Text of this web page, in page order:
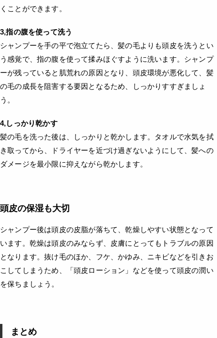
くことができます。
3,指の腹を使って洗う
シャンプーを手の平で泡立てたら、髪の毛よりも頭皮を洗うとい
う感覚で、指の腹を使って揉みほぐすように洗います。シャンプ
ーが残っていると肌荒れの原因となり、頭皮環境が悪化して、髪
の毛の成長を阻害する要因となるため、しっかりすすぎましょ
う。
4,しっかり乾かす
髪の毛を洗った後は、しっかりと乾かします。タオルで水気を拭
き取ってから、ドライヤーを近づけ過ぎないようにして、髪への
ダメージを最小限に抑えながら乾かします。
頭皮の保湿も大切
シャンプー後は頭皮の皮脂が落ちて、乾燥しやすい状態となって
います。乾燥は頭皮のみならず、皮膚にとってもトラブルの原因
となります。抜け毛のほか、フケ、かゆみ、ニキビなどを引きお
こしてしまうため、「頭皮ローション」などを使って頭皮の潤い
を保ちましょう。
まとめ